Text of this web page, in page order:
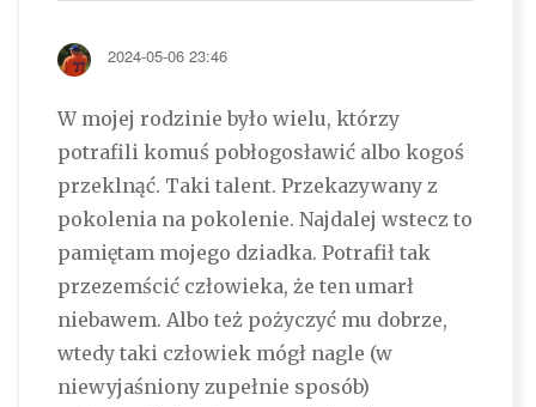
2024-05-06 23:46
W mojej rodzinie było wielu, którzy
potrafili komuś pobłogosławić albo kogoś
przeklnąć. Taki talent. Przekazywany z
pokolenia na pokolenie. Najdalej wstecz to
pamiętam mojego dziadka. Potrafił tak
przezemścić człowieka, że ten umarł
niebawem. Albo też pożyczyć mu dobrze,
wtedy taki człowiek mógł nagle (w
niewyjaśniony zupełnie sposób)